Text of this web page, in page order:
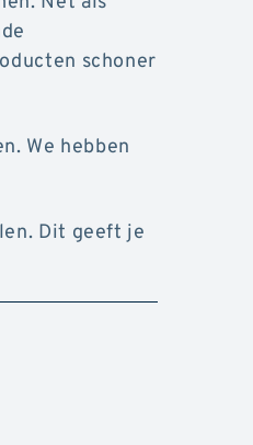
schoner
We hebben
Dit geeft je